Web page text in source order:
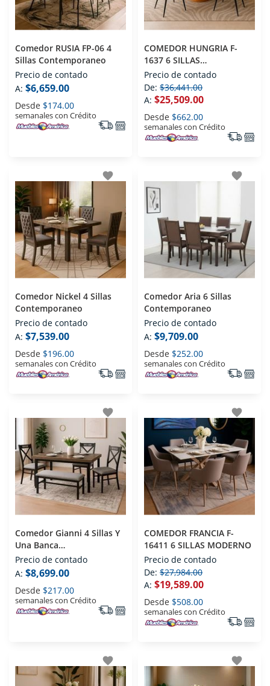
Comedor RUSIA FP-06 4
Sillas Contemporaneo
Precio de contado
A: $6,659.00
Desde $174.00
semanales con Crédito
COMEDOR HUNGRIA F-
1637 6 SILLAS
CONTEMPORANEO
Precio de contado
De: $36,441.00
A: $25,509.00
Desde $662.00
semanales con Crédito
favorite
Comedor Nickel 4 Sillas
Contemporaneo
Precio de contado
A: $7,539.00
Desde $196.00
semanales con Crédito
favorite
Comedor Aria 6 Sillas
Contemporaneo
Precio de contado
A: $9,709.00
Desde $252.00
semanales con Crédito
favorite
Comedor Gianni 4 Sillas Y
Una Banca
Contemporaneo
Precio de contado
A: $8,699.00
Desde $217.00
semanales con Crédito
favorite
COMEDOR FRANCIA F-
16411 6 SILLAS MODERNO
Precio de contado
De: $27,984.00
A: $19,589.00
Desde $508.00
semanales con Crédito
favorite favorite